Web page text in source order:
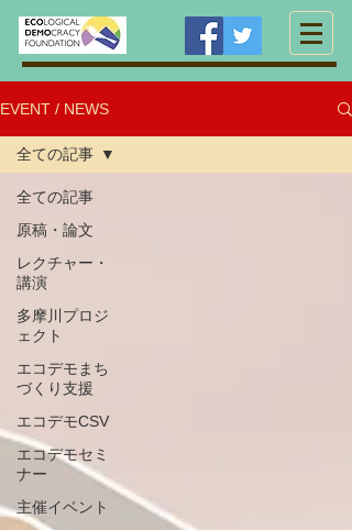
EVENT / NEWS
全ての記事
原稿・論文
レクチャー・
講演
多摩川プロジ
ェクト
エコデモまち
づくり支援
エコデモCSV
エコデモセミ
ナー
主催イベント
全ての記事